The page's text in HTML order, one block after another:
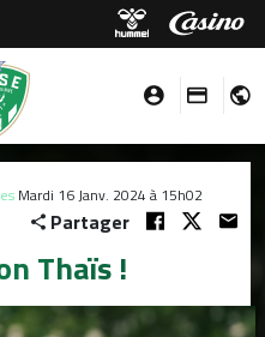
Mardi 16 Janv. 2024 à 15h02
Partager
Thaïs !